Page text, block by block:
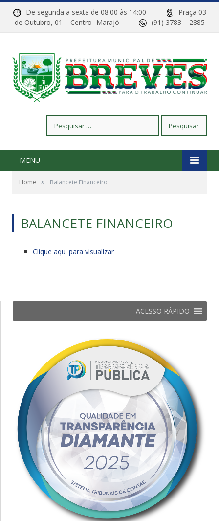
De segunda a sexta de 08:00 às 14:00
Praça 03
de Outubro, 01 – Centro- Marajó
(91) 3783 – 2885
por:
MENU
Home » Balancete Financeiro
BALANCETE FINANCEIRO
Clique aqui para visualizar
ACESSO RÁPIDO